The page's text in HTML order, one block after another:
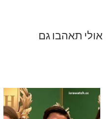
אולי תאהבו גם